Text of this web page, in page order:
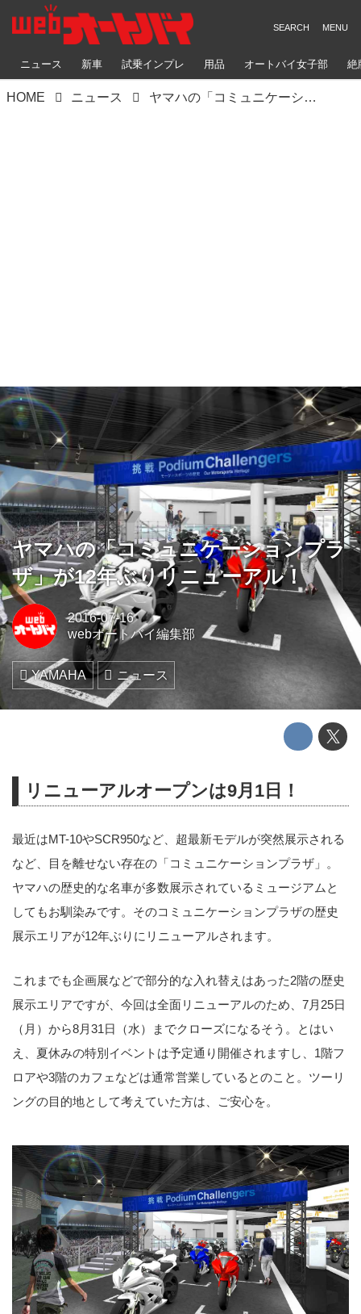
ニュース 新車 試乗インプレ 用品 オートバイ女子部 絶
HOME ニュース ヤマハの「コミュニケーションプラザ」が12年ぶりリニューアル！
ヤマハの「コミュニケーションプラ
ザ」が12年ぶりリニューアル！
2016-07-16
webオートバイ編集部
YAMAHA ニュース
リニューアルオープンは9月1日！
最近はMT-10やSCR950など、超最新モデルが突然展示される
など、目を離せない存在の「コミュニケーションプラザ」。
ヤマハの歴史的な名車が多数展示されているミュージアムと
してもお馴染みです。そのコミュニケーションプラザの歴史
展示エリアが12年ぶりにリニューアルされます。
これまでも企画展などで部分的な入れ替えはあった2階の歴史
展示エリアですが、今回は全面リニューアルのため、7月25日
（月）から8月31日（水）までクローズになるそう。とはい
え、夏休みの特別イベントは予定通り開催されますし、1階フ
ロアや3階のカフェなどは通常営業しているとのこと。ツーリ
ングの目的地として考えていた方は、ご安心を。